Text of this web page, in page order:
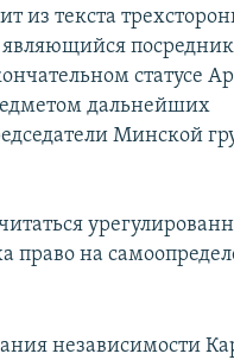
из текста
являющийся
статусе
дальнейших
Минской
право на
независимости